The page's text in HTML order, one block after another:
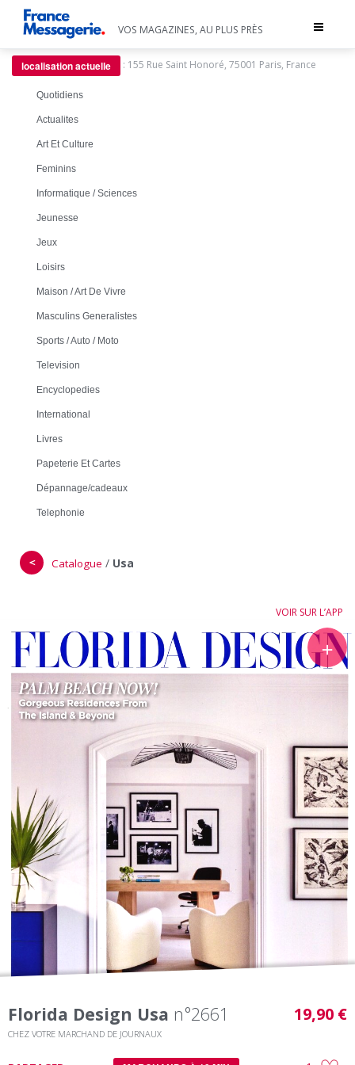
Toggle
VOS MAGAZINES, AU PLUS PRÈS
localisation actuelle : 155 Rue Saint Honoré, 75001 Paris, France
Quotidiens
Actualites
Art Et Culture
Feminins
Informatique / Sciences
Jeunesse
Jeux
Loisirs
Maison / Art De Vivre
Masculins Generalistes
Sports / Auto / Moto
Television
Encyclopedies
International
Livres
Papeterie Et Cartes
Dépannage/cadeaux
Telephonie
＜ Catalogue / Usa
VOIR SUR L’APP
＋
Florida Design Usa n°2661
CHEZ VOTRE MARCHAND DE JOURNAUX
19,90 €